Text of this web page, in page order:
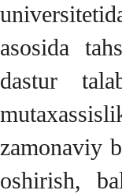
asosida
dastur
zamonaviy
oshirish,